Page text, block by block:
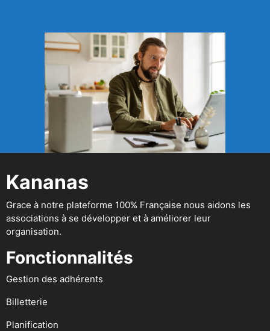
Kananas
Grace à notre plateforme 100% Française nous aidons les
associations à se développer et à améliorer leur
organisation.
Fonctionnalités
Gestion des adhérents
Billetterie
Planification